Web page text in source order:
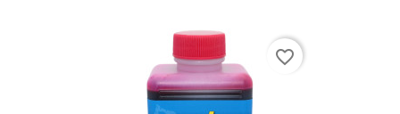
favorite_border